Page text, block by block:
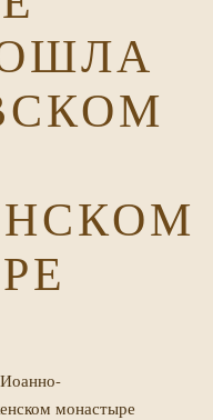
монастыре